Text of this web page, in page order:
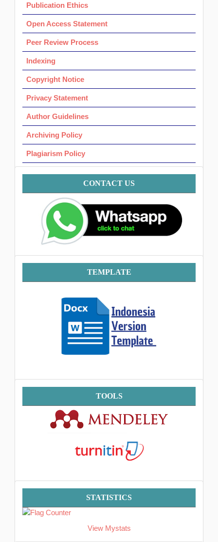
Publication Ethics
Open Access Statement
Peer Review Process
Indexing
Copyright Notice
Privacy Statement
Author Guidelines
Archiving Policy
Plagiarism Policy
Contact CONTACT US
Template TEMPLATE
Tools TOOLS
Statistik STATISTICS
View Mystats